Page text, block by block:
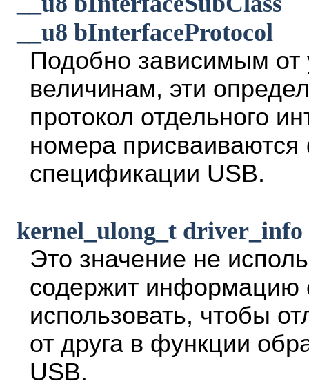
__u8 bInterfaceProtocol
Подобно зависимым
величинам, эти
протокол отдельного
номера
спецификации USB.
kernel_ulong_t driver_info
Это значение не
содержит информацию
использовать, чтобы
от друга в функции
USB.